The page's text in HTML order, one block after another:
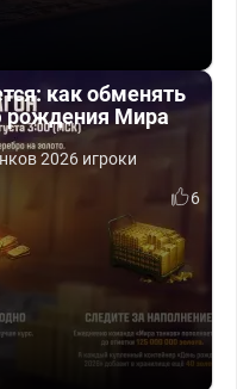
как обменять
рождения Мира
2026 игроки
6